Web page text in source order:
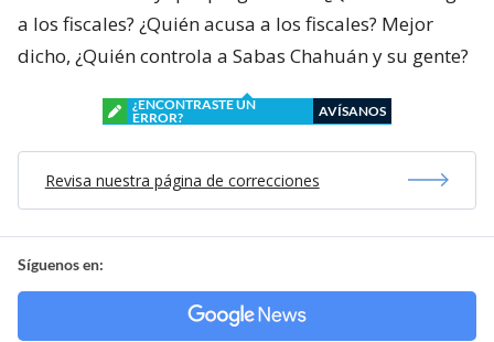
a los fiscales? ¿Quién acusa a los fiscales? Mejor
dicho, ¿Quién controla a Sabas Chahuán y su gente?
¿ENCONTRASTE UN
ERROR?
AVÍSANOS
Revisa nuestra página de correcciones
Síguenos en: